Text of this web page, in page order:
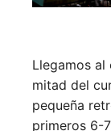
Llegamos al
mitad del
pequeña
primeros 6-